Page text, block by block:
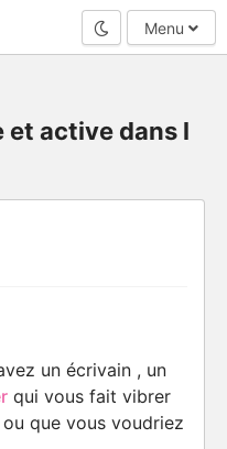
Mode nuit
Menu
et active dans l
un écrivain , un
qui vous fait vibrer
que vous voudriez